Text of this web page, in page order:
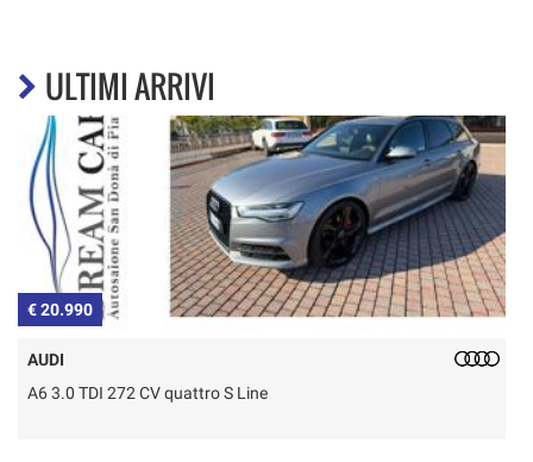
ULTIMI ARRIVI
€ 20.990
AUDI
A6 3.0 TDI 272 CV quattro S Line